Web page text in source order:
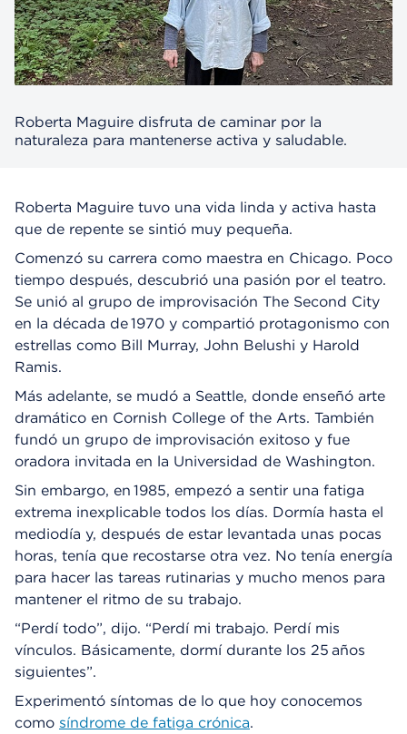
Roberta Maguire disfruta de caminar por la
naturaleza para mantenerse activa y saludable.
Roberta Maguire tuvo una vida linda y activa hasta
que de repente se sintió muy pequeña.
Comenzó su carrera como maestra en Chicago. Poco
tiempo después, descubrió una pasión por el teatro.
Se unió al grupo de improvisación The Second City
en la década de 1970 y compartió protagonismo con
estrellas como Bill Murray, John Belushi y Harold
Ramis.
Más adelante, se mudó a Seattle, donde enseñó arte
dramático en Cornish College of the Arts. También
fundó un grupo de improvisación exitoso y fue
oradora invitada en la Universidad de Washington.
Sin embargo, en 1985, empezó a sentir una fatiga
extrema inexplicable todos los días. Dormía hasta el
mediodía y, después de estar levantada unas pocas
horas, tenía que recostarse otra vez. No tenía energía
para hacer las tareas rutinarias y mucho menos para
mantener el ritmo de su trabajo.
“Perdí todo”, dijo. “Perdí mi trabajo. Perdí mis
vínculos. Básicamente, dormí durante los 25 años
siguientes”.
Experimentó síntomas de lo que hoy conocemos
como síndrome de fatiga crónica.